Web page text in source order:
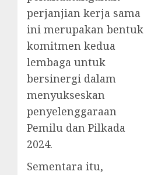
perjanjian kerja sama
ini merupakan bentuk
komitmen kedua
lembaga untuk
bersinergi dalam
menyukseskan
penyelenggaraan
Pemilu dan Pilkada
2024.
Sementara itu,